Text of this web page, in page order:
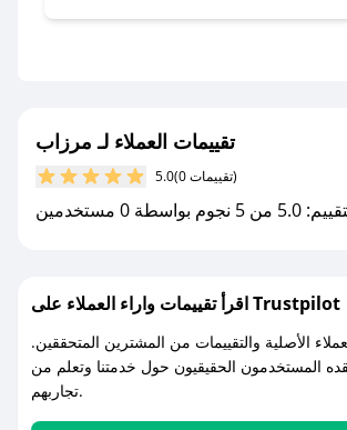
بذكاء ووفّر على كل مشترياتك مع
تقييمات العملاء لـ مرزاب
5.0 (0 تقييمات)
0 مستخدمين
اقرأ تقييمات واراء العملاء على Trustpilot
الأصلية والتقييمات من المشترين المتحققين.
المستخدمون الحقيقيون حول خدمتنا وتعلم من
تجاربهم.